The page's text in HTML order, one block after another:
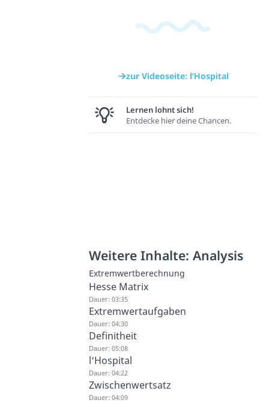
zur Videoseite: l‘Hospital
Lernen lohnt sich!
Entdecke hier deine Chancen.
Weitere Inhalte: Analysis
Extremwertberechnung
Hesse Matrix
Dauer: 03:35
Extremwertaufgaben
Dauer: 04:30
Definitheit
Dauer: 05:08
l‘Hospital
Dauer: 04:22
Zwischenwertsatz
Dauer: 04:09